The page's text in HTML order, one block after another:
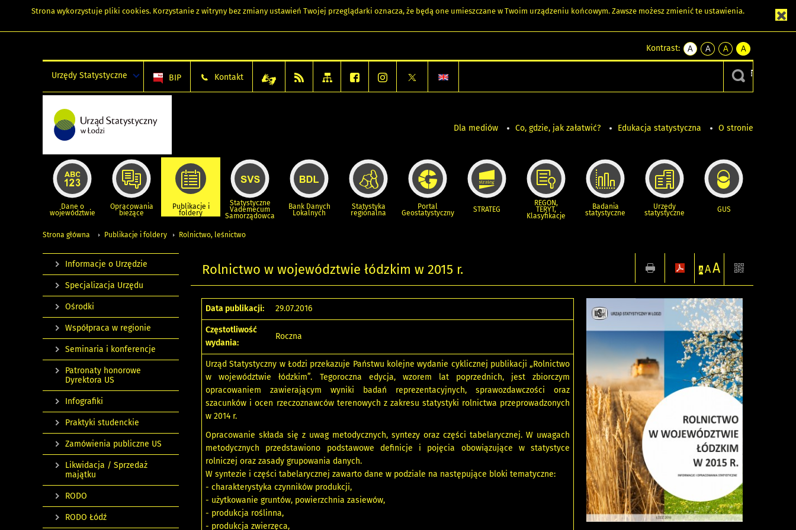
Strona wykorzystuje pliki cookies. Korzystanie z witryny bez zmiany ustawień Twojej przeglądarki oznacza, że będą one umieszczane w Twoim urządzeniu końcowym. Zawsze możesz zmienić te ustawienia.
Kontrast:
A
kontrast
A
kontrast
czarnym
A
kontrast
żółty
tekst
czarnym
A
kontrast
czarny
tekst
żółtym
Urzędy Statystyczne BIP Kontakt
Dla mediów Co, gdzie, jak załatwić? Edukacja statystyczna O stronie
Dane o
województwie
Opracowania
bieżące
Publikacje i
foldery
Statystyczne
Vademecum
Samorządowca
Bank Danych
Lokalnych
Statystyka
regionalna
Portal
Geostatystyczny STRATEG
REGON,
TERYT,
Klasyfikacje
Badania
statystyczne
Urzędy
statystyczne GUS
Strona główna Publikacje i foldery Rolnictwo, leśnictwo
Rolnictwo w województwie łódzkim w 2015 r. A AA
Data publikacji: 29.07.2016
Częstotliwość
wydania:
Roczna
Urząd Statystyczny w Łodzi przekazuje Państwu kolejne wydanie cyklicznej publikacji „Rolnictwo
w województwie łódzkim”. Tegoroczna edycja, wzorem lat poprzednich, jest zbiorczym
opracowaniem zawierającym wyniki badań reprezentacyjnych, sprawozdawczości oraz
szacunków i ocen rzeczoznawców terenowych z zakresu statystyki rolnictwa przeprowadzonych
w 2014 r.
Opracowanie składa się z uwag metodycznych, syntezy oraz części tabelarycznej. W uwagach
metodycznych przedstawiono podstawowe definicje i pojęcia obowiązujące w statystyce
rolniczej oraz zasady grupowania danych.
W syntezie i części tabelarycznej zawarto dane w podziale na następujące bloki tematyczne:
- charakterystyka czynników produkcji,
- użytkowanie gruntów, powierzchnia zasiewów,
- produkcja roślinna,
- produkcja zwierzęca,
Informacje o Urzędzie
Specjalizacja Urzędu
Ośrodki
Współpraca w regionie
Seminaria i konferencje
Patronaty honorowe
Dyrektora US
Infografiki
Praktyki studenckie
Zamówienia publiczne US
Likwidacja / Sprzedaż
majątku
RODO
RODO Łódź